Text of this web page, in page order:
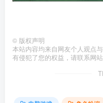
© 版权声明
本站内容均来自网友个人观点
有侵犯了您的权益，请联系网